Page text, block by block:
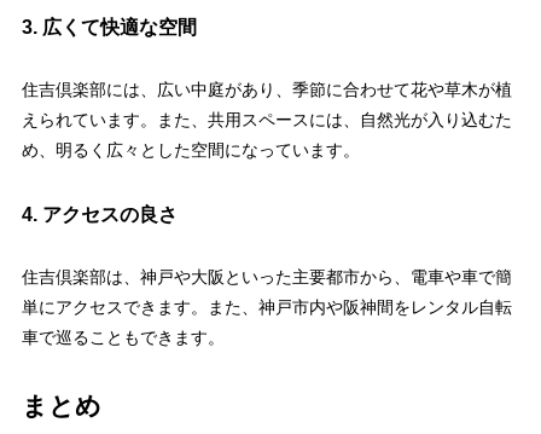
3. 広くて快適な空間
住吉倶楽部には、広い中庭があり、季節に合わせて花や草木が植
えられています。また、共用スペースには、自然光が入り込むた
め、明るく広々とした空間になっています。
4. アクセスの良さ
住吉倶楽部は、神戸や大阪といった主要都市から、電車や車で簡
単にアクセスできます。また、神戸市内や阪神間をレンタル自転
車で巡ることもできます。
まとめ